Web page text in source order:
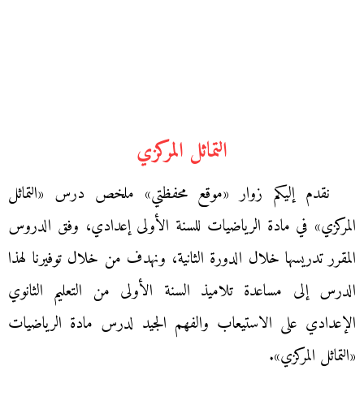
التماثل المركزي
نقدم إليكم زوار «موقع محفظتي» ملخص درس «التماثل
المركزي» في مادة الرياضيات للسنة الأولى إعدادي، وفق الدروس
المقرر تدريسها خلال الدورة الثانية، ونهدف من خلال توفيرنا لهذا
الدرس إلى مساعدة تلاميذ السنة الأولى من التعليم الثانوي
الإعدادي على الاستيعاب والفهم الجيد لدرس مادة الرياضيات
«التماثل المركزي».